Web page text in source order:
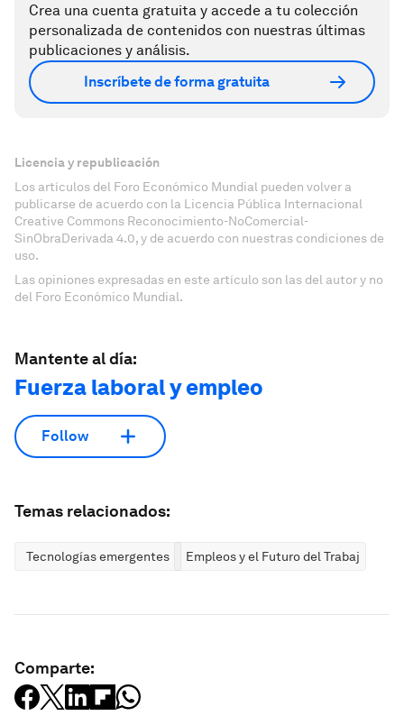
Crea una cuenta gratuita y accede a tu colección
personalizada de contenidos con nuestras últimas
publicaciones y análisis.
Inscríbete de forma gratuita
Licencia y republicación
Los artículos del Foro Económico Mundial pueden volver a
publicarse de acuerdo con la Licencia Pública Internacional
Creative Commons Reconocimiento-NoComercial-
SinObraDerivada 4.0, y de acuerdo con nuestras condiciones de
uso.
Las opiniones expresadas en este artículo son las del autor y no
del Foro Económico Mundial.
Mantente al día:
Fuerza laboral y empleo
Follow
Temas relacionados:
Tecnologías emergentes Empleos y el Futuro del Trabajo
Comparte: